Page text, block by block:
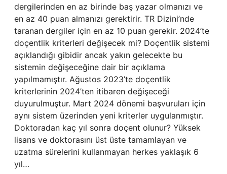
dergilerinden en az birinde baş yazar olmanızı ve
en az 40 puan almanızı gerektirir. TR Dizini’nde
taranan dergiler için en az 10 puan gerekir. 2024’te
doçentlik kriterleri değişecek mi? Doçentlik sistemi
açıklandığı gibidir ancak yakın gelecekte bu
sistemin değişeceğine dair bir açıklama
yapılmamıştır. Ağustos 2023’te doçentlik
kriterlerinin 2024’ten itibaren değişeceği
duyurulmuştur. Mart 2024 dönemi başvuruları için
aynı sistem üzerinden yeni kriterler uygulanmıştır.
Doktoradan kaç yıl sonra doçent olunur? Yüksek
lisans ve doktorasını üst üste tamamlayan ve
uzatma sürelerini kullanmayan herkes yaklaşık 6
yıl…